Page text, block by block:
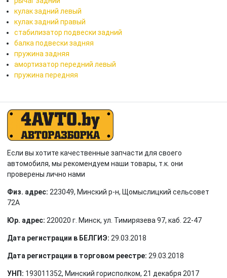
кулак задний левый
кулак задний правый
стабилизатор подвески задний
балка подвески задняя
пружина задняя
амортизатор передний левый
пружина передняя
Если вы хотите качественные запчасти для своего
автомобиля, мы рекомендуем наши товары, т.к. они
проверены лично нами
Физ. адрес: 223049, Минский р-н, Щомыслицкий сельсовет
72А
Юр. адрес: 220020 г. Минск, ул. Тимирязева 97, каб. 22-47
Дата регистрации в БЕЛГИЭ: 29.03.2018
Дата регистрации в торговом реестре: 29.03.2018
УНП: 193011352, Минский горисполком, 21 декабря 2017